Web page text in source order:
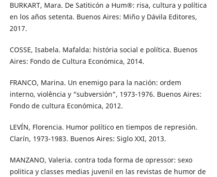
BURKART, Mara. De Satiticón a Hum®: risa, cultura y política
en los años setenta. Buenos Aires: Miño y Dávila Editores,
2017.
COSSE, Isabela. Mafalda: história social e política. Buenos
Aires: Fondo de Cultura Económica, 2014.
FRANCO, Marina. Un enemigo para la nación: ordem
interno, violência y “subversión”, 1973-1976. Buenos Aires:
Fondo de cultura Económica, 2012.
LEVÍN, Florencia. Humor político en tiempos de represión.
Clarín, 1973-1983. Buenos Aires: Siglo XXI, 2013.
MANZANO, Valeria. contra toda forma de opressor: sexo
politica y classes medias juvenil en las revistas de humor de